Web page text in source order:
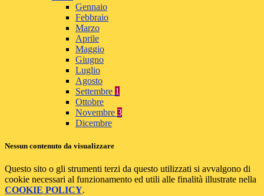
Gennaio
Febbraio
Marzo
Aprile
Maggio
Giugno
Luglio
Agosto
Settembre 1
Ottobre
Novembre 3
Dicembre
Nessun contenuto da visualizzare
Questo sito o gli strumenti terzi da questo utilizzati si avvalgono di
cookie necessari al funzionamento ed utili alle finalità illustrate nella
COOKIE POLICY.